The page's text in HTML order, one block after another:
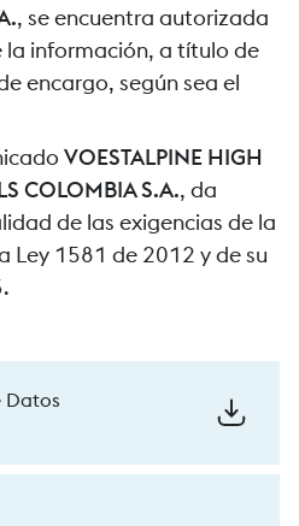
, se encuentra autorizada
información, a título de
encargo, según sea el
VOESTALPINE HIGH
COLOMBIA S.A., da
de las exigencias de la
Ley 1581 de 2012 y de su
Datos